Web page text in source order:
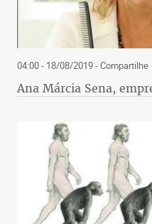
04:00 - 18/08/2019- Compartilhe
Ana Márcia Sena,